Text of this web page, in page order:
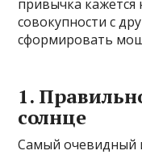
привычка кажется
совокупности с
сформировать
1.
солнце
Самый очевидный